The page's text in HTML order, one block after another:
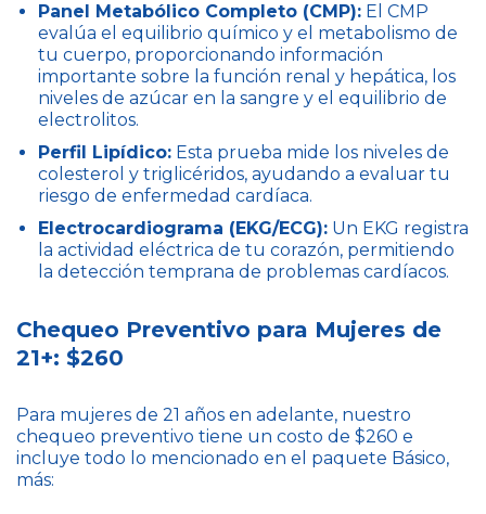
Panel Metabólico Completo (CMP): El CMP
evalúa el equilibrio químico y el metabolismo de
tu cuerpo, proporcionando información
importante sobre la función renal y hepática, los
niveles de azúcar en la sangre y el equilibrio de
electrolitos.
Perfil Lipídico: Esta prueba mide los niveles de
colesterol y triglicéridos, ayudando a evaluar tu
riesgo de enfermedad cardíaca.
Electrocardiograma (EKG/ECG): Un EKG registra
la actividad eléctrica de tu corazón, permitiendo
la detección temprana de problemas cardíacos.
Chequeo Preventivo para Mujeres de
21+: $260
Para mujeres de 21 años en adelante, nuestro
chequeo preventivo tiene un costo de $260 e
incluye todo lo mencionado en el paquete Básico,
más: